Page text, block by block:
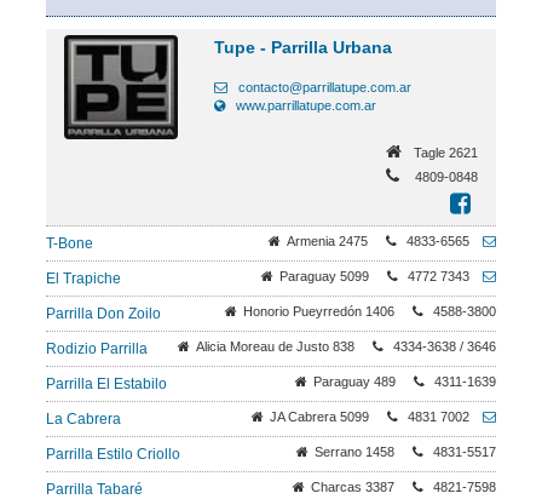
Tupe - Parrilla Urbana
contacto@parrillatupe.com.ar
www.parrillatupe.com.ar
Tagle 2621
4809-0848
T-Bone Armenia 2475 4833-6565
El Trapiche Paraguay 5099 4772 7343
Parrilla Don Zoilo Honorio Pueyrredón 1406 4588-3800
Rodizio Parrilla Alicia Moreau de Justo 838 4334-3638 / 3646
Parrilla El Estabilo Paraguay 489 4311-1639
La Cabrera JA Cabrera 5099 4831 7002
Parrilla Estilo Criollo Serrano 1458 4831-5517
Parrilla Tabaré Charcas 3387 4821-7598